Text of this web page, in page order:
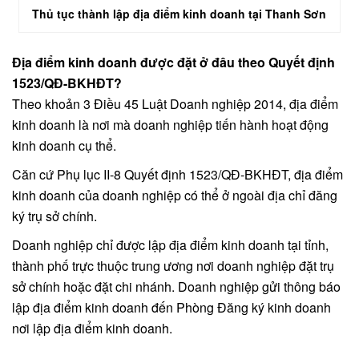
Thủ tục thành lập địa điểm kinh doanh tại Thanh Sơn
Địa điểm kinh doanh được đặt ở đâu theo Quyết định
1523/QĐ-BKHĐT?
Theo khoản 3 Điều 45 Luật Doanh nghiệp 2014, địa điểm
kinh doanh là nơi mà doanh nghiệp tiến hành hoạt động
kinh doanh cụ thể.
Căn cứ Phụ lục II-8 Quyết định 1523/QĐ-BKHĐT, địa điểm
kinh doanh của doanh nghiệp có thể ở ngoài địa chỉ đăng
ký trụ sở chính.
Doanh nghiệp chỉ được lập địa điểm kinh doanh tại tỉnh,
thành phố trực thuộc trung ương nơi doanh nghiệp đặt trụ
sở chính hoặc đặt chi nhánh. Doanh nghiệp gửi thông báo
lập địa điểm kinh doanh đến Phòng Đăng ký kinh doanh
nơi lập địa điểm kinh doanh.